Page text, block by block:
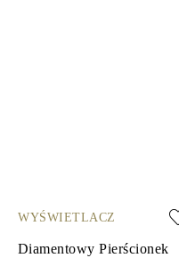
WYŚWIETLACZ
Diamentowy Pierścionek